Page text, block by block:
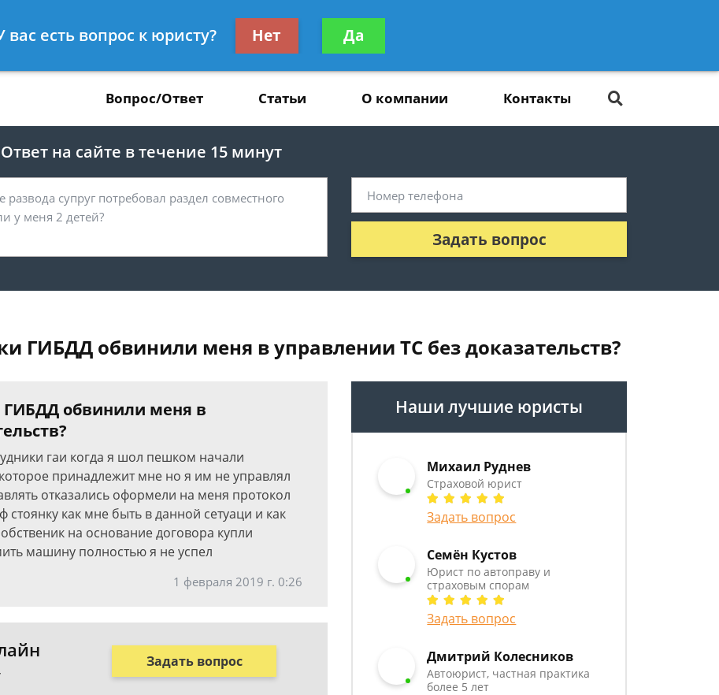
37
Получите консультацию
бесплатно
Вопрос/Ответ Статьи О компании Контакты
на сайте в течение 15 минут
Задать вопрос
ГИБДД обвинили меня в управлении ТС без доказательств?
ГИБДД обвинили меня в
гаи когда я шол пешком начали
принадлежит мне но я им не управлял
отказались оформели на меня протокол
стоянку как мне быть в данной сетуаци и как
на основание договора купли
машину полностью я не успел
1 февраля 2019 г. 0:26
Задать вопрос
Наши лучшие юристы
Михаил Руднев
Страховой юрист
Задать вопрос
Семён Кустов
Юрист по автоправу и
страховым спорам
Задать вопрос
Дмитрий Колесников
Автоюрист, частная практика
более 5 лет
вас есть вопрос к юристу? Нет Да